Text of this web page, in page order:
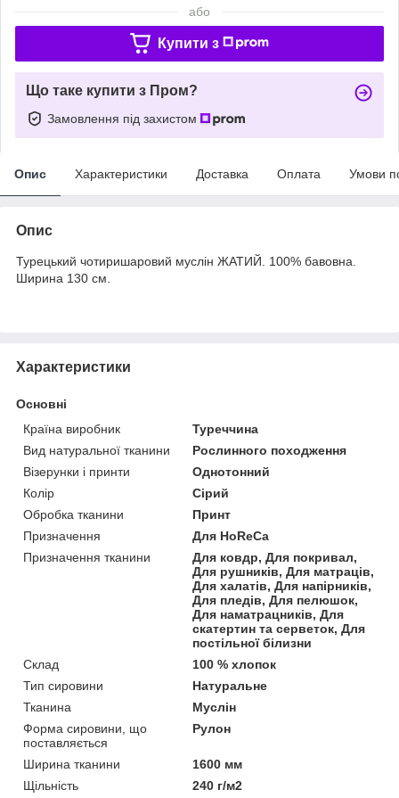
або
Купити з
Що таке купити з Пром?
Замовлення під захистом
Опис Характеристики Доставка Оплата Умови
Опис
Турецький чотиришаровий муслін ЖАТИЙ. 100% бавовна.
Ширина 130 см.
Характеристики
Основні
Країна виробник
Туреччина
Вид натуральної тканини
Рослинного походження
Візерунки і принти
Однотонний
Колір
Сірий
Обробка тканини
Принт
Призначення
Для HoReCa
Призначення тканини
Для ковдр, Для покривал,
Для рушників, Для матраців,
Для халатів, Для напірників,
Для пледів, Для пелюшок,
Для наматрацників, Для
скатертин та серветок, Для
постільної білизни
Склад
100 % хлопок
Тип сировини
Натуральне
Тканина
Муслін
Форма сировини, що
поставляється
Рулон
Ширина тканини
1600 мм
Щільність
240 г/м2